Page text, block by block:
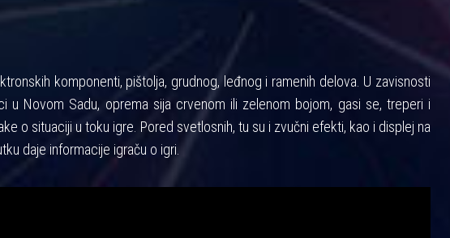
komponenti, pištolja, grudnog, leđnog i ramenih delova. U zavisnosti
u Novom Sadu, oprema sija crvenom ili zelenom bojom, gasi se, treperi i
o situaciji u toku igre. Pored svetlosnih, tu su i zvučni efekti, kao i displej na
daje informacije igraču o igri.